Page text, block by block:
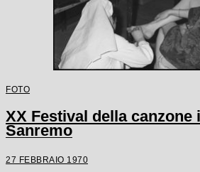
FOTO
XX Festival della canzone
Sanremo
27 FEBBRAIO 1970